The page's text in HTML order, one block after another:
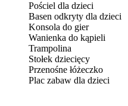
Pościel dla dzieci
Basen odkryty dla dzieci
Konsola do gier
Wanienka do kąpieli
Trampolina
Stołek dziecięcy
Przenośne łóżeczko
Plac zabaw dla dzieci